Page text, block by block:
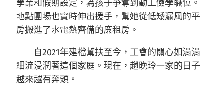
學業和假期設定，為孩子爭奪到勤工儉學職位。
地點團場也實時伸出援手，幫她從低矮漏風的平
房搬進了水電熱齊備的廉租房。
自2021年建檔幫扶至今，工會的關心如涓涓
細流浸潤著這個家庭。現在，趙晚玲一家的日子
越來越有奔頭。